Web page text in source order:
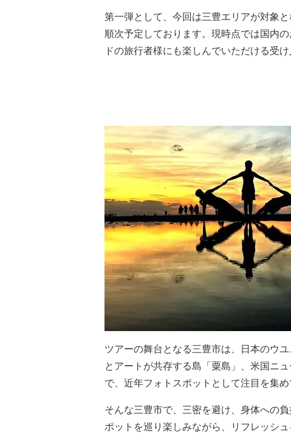
第一弾として、今回は三豊エリアが対象
順次予定しております。現時点では国内
ドの旅行者様にも楽しんでいただける受
ツアーの舞台となる三豊市は、日本のウ
とアートが共存する島「粟島」、米国ニ
で、近年フォトスポットとして注目を集め
そんな三豊市で、三密を避け、身体への
ポットを巡り楽しみながら、リフレッシュ